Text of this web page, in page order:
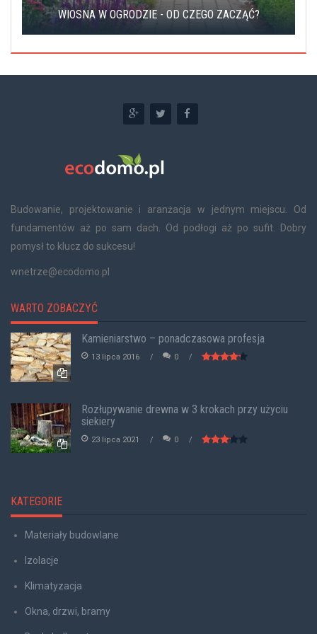
WIOSNA W OGRODZIE - OD CZEGO ZACZĄĆ?
Budowanie, projektowanie i aranżacja w jednym miejscu. Od
fundamentów aż po sam dach. Od podłogi aż po sufit. Dobry
pomysł to klucz do sukcesu!
wnetrze@ecodomo.pl
WARTO ZOBACZYĆ
Kamieniarstwo – ponadczasowa profesja
13 lipca 2016 0
Rozłupywanie drewna w 3 krokach przy użyciu
siekiery
23 lipca 2021 0
KATEGORIE
Materiały budowlane
Izolacje
Klimatyzacja
Okna, drzwi, bramy